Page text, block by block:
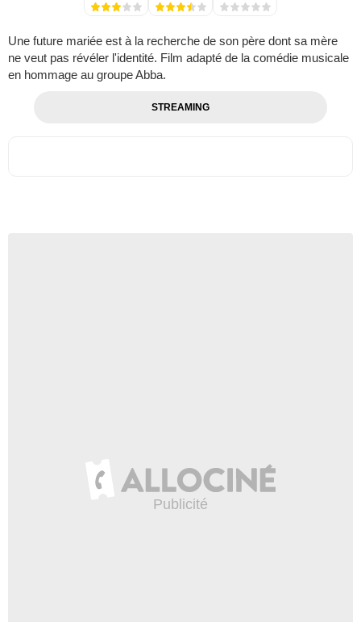
Une future mariée est à la recherche de son père dont sa mère
ne veut pas révéler l'identité. Film adapté de la comédie musicale
en hommage au groupe Abba.
STREAMING